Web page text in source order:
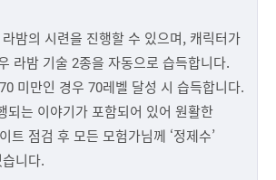
라밤의 시련을 진행할 수 있으며, 캐릭터가
라밤 기술 2종을 자동으로 습득합니다.
미만인 경우 70레벨 달성 시 습득합니다.
되는 이야기가 포함되어 있어 원활한
트 점검 후 모든 모험가님께 ‘정제수’
니다.